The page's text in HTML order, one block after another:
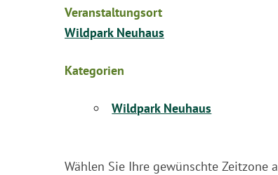
Veranstaltungsort
Wildpark Neuhaus
Kategorien
Wildpark Neuhaus
Wählen Sie Ihre gewünschte Zeitzone